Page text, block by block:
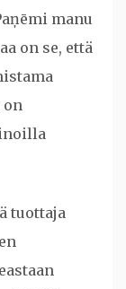
manu
on se, että
on
tuottaja